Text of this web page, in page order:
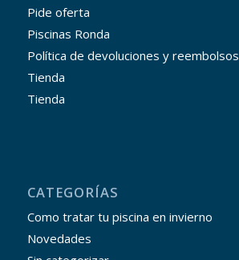
Pide oferta
Piscinas Ronda
Política de devoluciones y reembolsos
Tienda
Tienda
CATEGORÍAS
Como tratar tu piscina en invierno
Novedades